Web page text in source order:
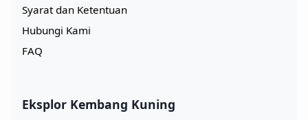
Syarat dan Ketentuan
Hubungi Kami
FAQ
Eksplor Kembang Kuning